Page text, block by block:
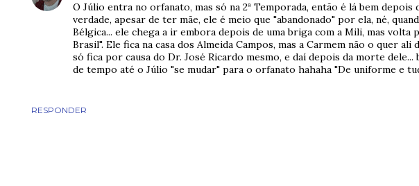
RESPONDER
O Júlio entra no orfanato, mas só na 2ª Temporada, então é lá bem depois
verdade, apesar de ter mãe, ele é meio que "abandonado" por ela, né,
Bélgica... ele chega a ir embora depois de uma briga com a Mili, mas volta
Brasil". Ele fica na casa dos Almeida Campos, mas a Carmem não o quer ali
só fica por causa do Dr. José Ricardo mesmo, e daí depois da morte dele...
de tempo até o Júlio "se mudar" para o orfanato hahaha "De uniforme e